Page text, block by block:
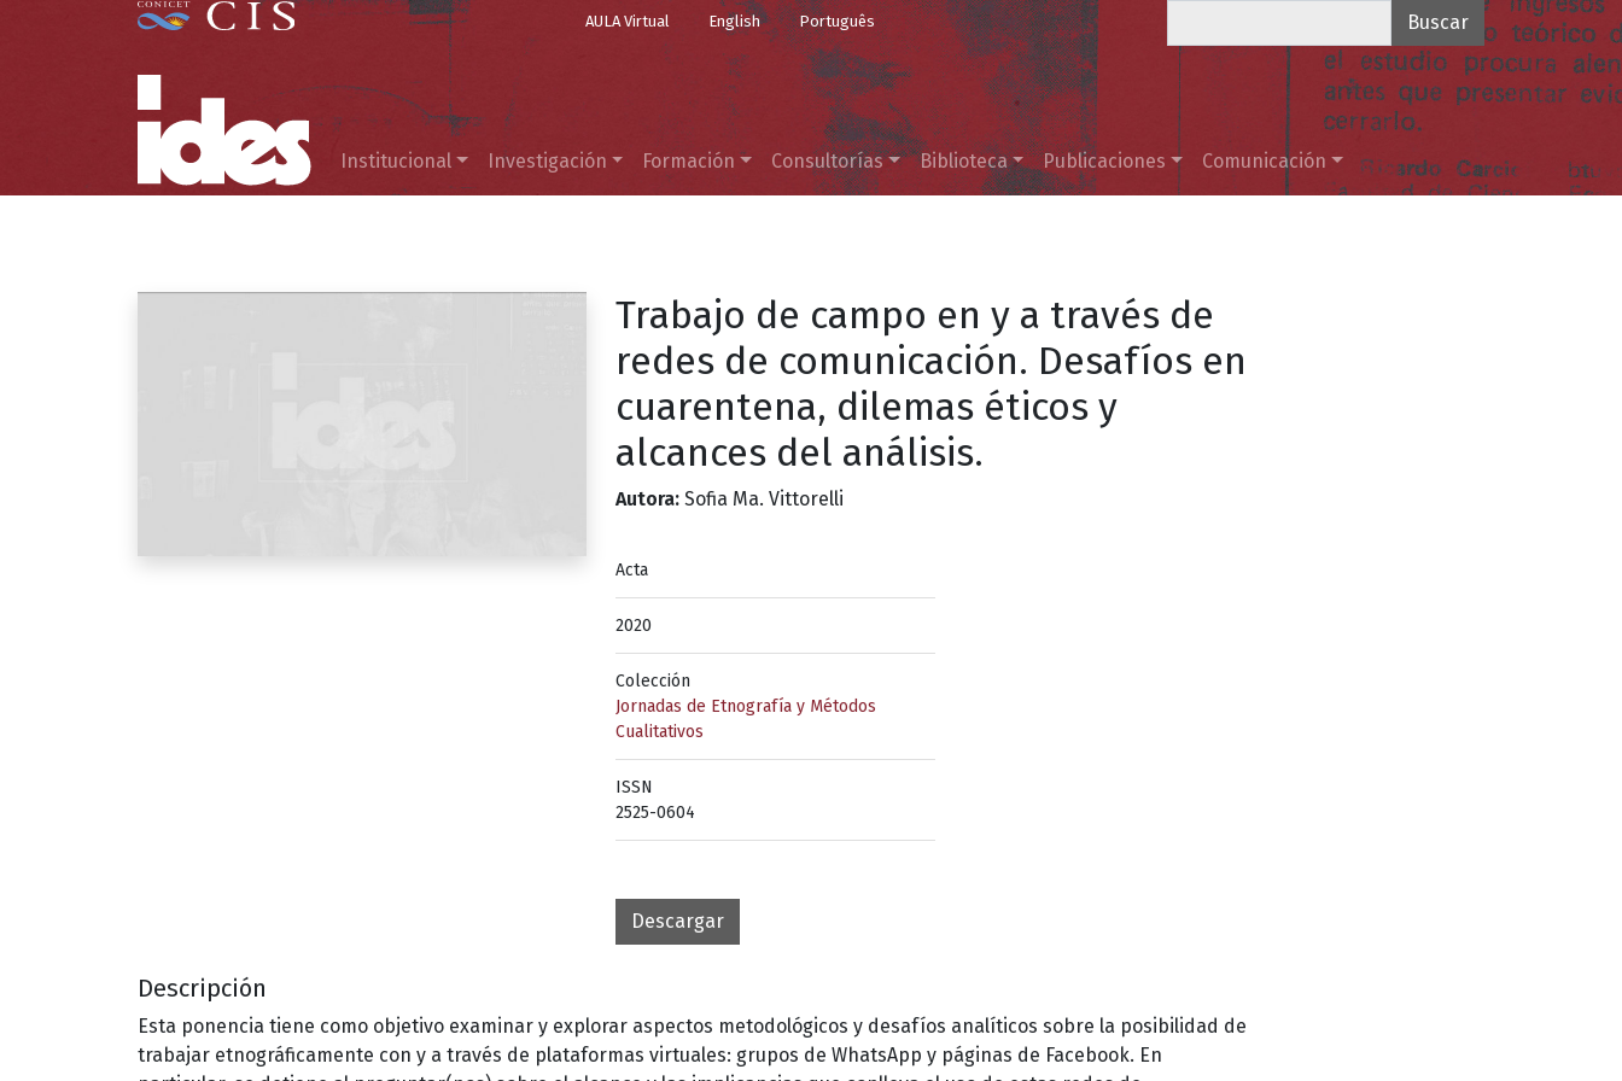
Pasar al contenido principal
Top Menu
AULA Virtual English Português
Menú principal
Institucional Investigación Formación Consultorías Biblioteca Publicaciones Comunicación
Trabajo de campo en y a través de
redes de comunicación. Desafíos en
cuarentena, dilemas éticos y
alcances del análisis.
Autora: Sofia Ma. Vittorelli
Acta
2020
Colección
Jornadas de Etnografía y Métodos
Cualitativos
ISSN
2525-0604
Descargar
Descripción
Esta ponencia tiene como objetivo examinar y explorar aspectos metodológicos y desafíos analíticos sobre la posibilidad de
trabajar etnográficamente con y a través de plataformas virtuales: grupos de WhatsApp y páginas de Facebook. En